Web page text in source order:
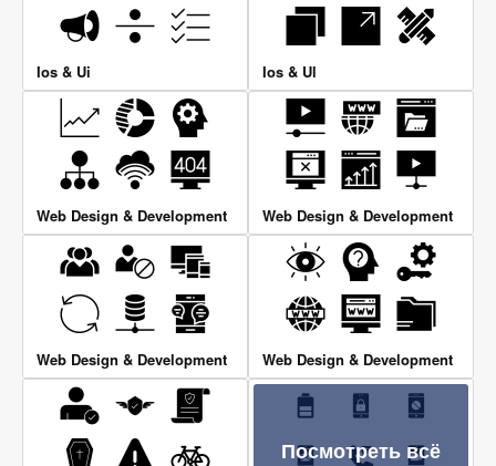
Ios & Ui Ios & Ul
Web Design & Development Web Design & Development
Web Design & Development Web Design & Development
Посмотреть всё